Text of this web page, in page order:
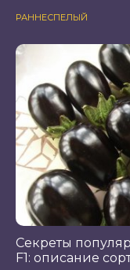
РАННЕСПЕЛЫЙ
Секреты
F1: описание